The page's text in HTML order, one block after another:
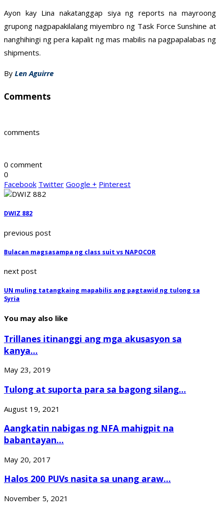
Ayon kay Lina nakatanggap siya ng reports na mayroong
grupong nagpapakilalang miyembro ng Task Force Sunshine at
nanghihingi ng pera kapalit ng mas mabilis na pagpapalabas ng
shipments.
By Len Aguirre
Comments
comments
0 comment
0
Facebook Twitter Google + Pinterest
DWIZ 882
previous post
Bulacan magsasampa ng class suit vs NAPOCOR
next post
UN muling tatangkaing mapabilis ang pagtawid ng tulong sa
Syria
You may also like
Trillanes itinanggi ang mga akusasyon sa
kanya...
May 23, 2019
Tulong at suporta para sa bagong silang...
August 19, 2021
Aangkatin nabigas ng NFA mahigpit na
babantayan...
May 20, 2017
Halos 200 PUVs nasita sa unang araw...
November 5, 2021